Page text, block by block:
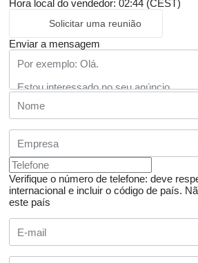
Hora local do vendedor: 02:44 (CEST)
Solicitar uma reunião
Enviar a mensagem
Verifique o número de telefone: deve
internacional e incluir o código de país.
este país